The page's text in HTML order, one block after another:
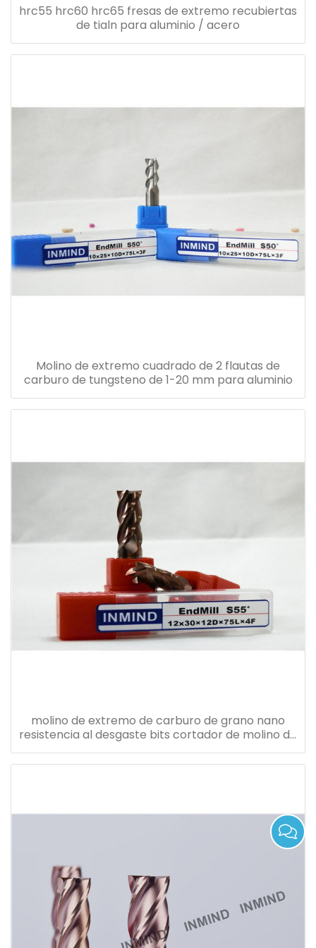
hrc55 hrc60 hrc65 fresas de extremo recubiertas
de tialn para aluminio / acero
Molino de extremo cuadrado de 2 flautas de
carburo de tungsteno de 1-20 mm para aluminio
molino de extremo de carburo de grano nano
resistencia al desgaste bits cortador de molino de
extremo diámetro 1.0-20mm